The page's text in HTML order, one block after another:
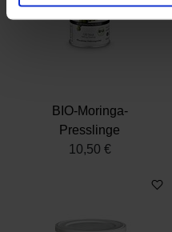
erfassen, welche bis
können
Ihr Gerät durch
bestimmten
verarbeitet werden, und
Abschnitt Einzelheiten
personalisieren,
analysieren. Außerdem
BIO-Moringa-
Presslinge
10,50 €